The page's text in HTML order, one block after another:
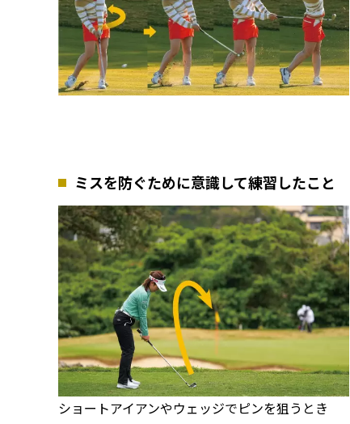
ミスを防ぐために意識して練習したこと
ショートアイアンやウェッジでピンを狙うとき